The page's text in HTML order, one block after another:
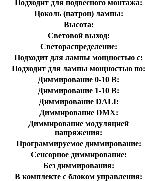
Подходит для подвесного монтажа:
Цоколь (патрон) лампы:
Высота:
Световой выход:
Светораспределение:
Подходит для лампы мощностью с:
Подходит для лампы мощностью по:
Диммирование 0-10 В:
Диммирование 1-10 В:
Диммирование DALI:
Диммирование DMX:
Диммирование модуляцией
напряжения:
Программируемое диммирование:
Сенсорное диммирование:
Без диммирования:
В комплекте с блоком управления: